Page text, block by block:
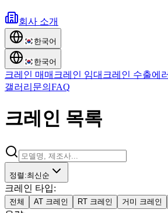
회사 소개
한국어
한국어
크레인 매매 크레인 임대 크레인 수출에
갤러리 문의 FAQ
크레인 목록
정렬 :최신순
크레인 타입:
전체 AT 크레인 RT 크레인 거미 크레인